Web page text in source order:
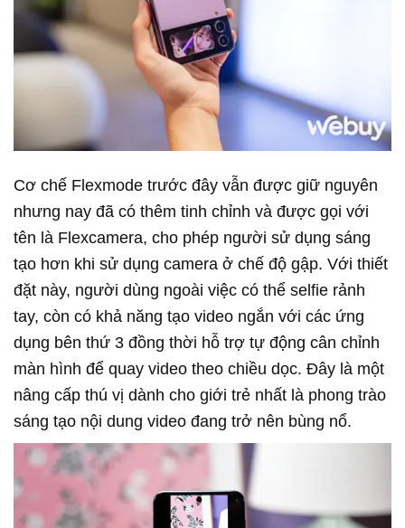
Cơ chế Flexmode trước đây vẫn được giữ nguyên
nhưng nay đã có thêm tinh chỉnh và được gọi với
tên là Flexcamera, cho phép người sử dụng sáng
tạo hơn khi sử dụng camera ở chế độ gập. Với thiết
đặt này, người dùng ngoài việc có thể selfie rảnh
tay, còn có khả năng tạo video ngắn với các ứng
dụng bên thứ 3 đồng thời hỗ trợ tự động cân chỉnh
màn hình để quay video theo chiều dọc. Đây là một
nâng cấp thú vị dành cho giới trẻ nhất là phong trào
sáng tạo nội dung video đang trở nên bùng nổ.